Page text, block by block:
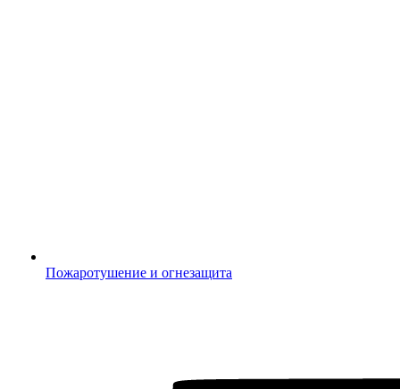
Пожаротушение и огнезащита